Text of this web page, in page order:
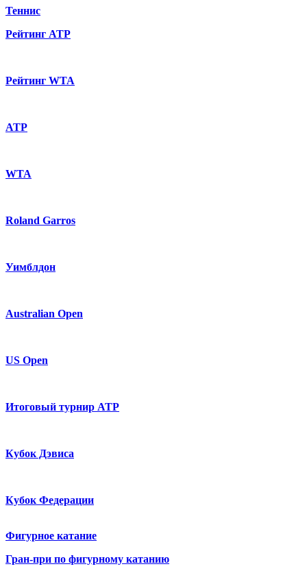
Теннис
Рейтинг ATP
Рейтинг WTA
ATP
WTA
Roland Garros
Уимблдон
Australian Open
US Open
Итоговый турнир ATP
Кубок Дэвиса
Кубок Федерации
Фигурное катание
Гран-при по фигурному катанию